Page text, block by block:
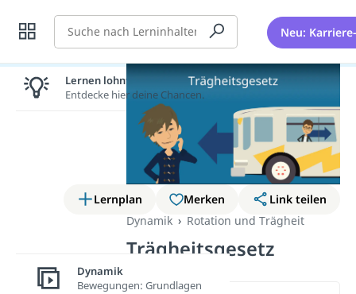
Suche Neu:
Lernplan Merken
Link teilen
Dynamik
Rotation und Trägheit
Trägheitsgesetz
Lernen lohnt sich!
Entdecke hier deine Chancen.
Dynamik
Bewegungen: Grundlagen